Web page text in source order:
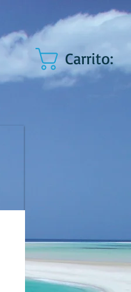
Carrito: